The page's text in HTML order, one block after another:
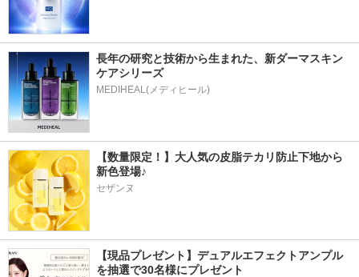
長年の研究と技術から生まれた、新ダーマスキン
ケアシリーズ
【数量限定！】大人気の皮脂テカリ防止下地から
新色登場♪
セザンヌ
【現品プレゼント】デュアルエフェクトアンプル
を抽選で30名様にプレゼント